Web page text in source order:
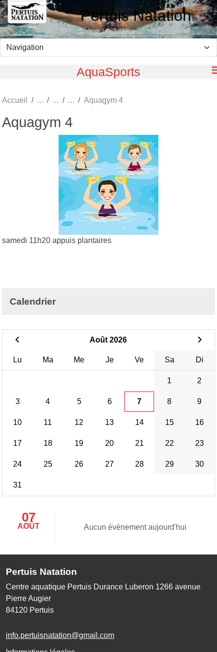
Pertuis Natation
AquaSports
Accueil Aquagym 4
Aquagym 4
samedi 11h20 appuis plantaires
Calendrier
Août 2026
Lu Ma Me Je Ve Sa Di
1 2
3 4 5 6 7 8 9
10 11 12 13 14 15 16
17 18 19 20 21 22 23
24 25 26 27 28 29 30
31
07
AOÛT Aucun évènement aujourd'hui
Pertuis Natation
Centre aquatique Pertuis Durance Luberon 1266 avenue
Pierre Augier
84120 Pertuis
info.pertuisnatation@gmail.com
Panneau de gestion des cookies